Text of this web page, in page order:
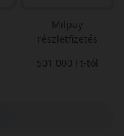
Milpay
részletfizetés
501 000 Ft-tól